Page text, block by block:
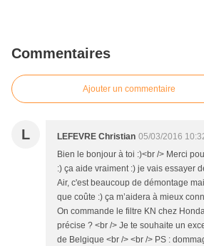
Commentaires
Ajouter un commentaire
L LEFEVRE Christian 05/03/2016
Bien le bonjour à toi :)<br /> Merci
:) ça aide vraiment :) je vais essayer
Air, c'est beaucoup de démontage
que coûte :) ça m’aidera à mieux
On commande le filtre KN chez
précise ? <br /> Je te souhaite un
de Belgique <br /> <br /> PS :